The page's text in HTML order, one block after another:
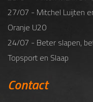
27/07 - Mitchel Luijten
Oranje U20
24/07 - Beter slapen,
Topsport en Slaap
Contact